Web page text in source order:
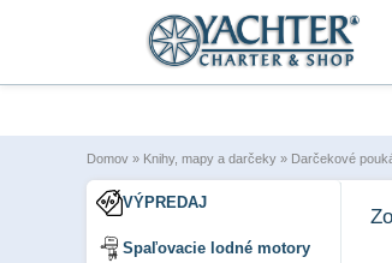
Domov » Knihy, mapy a darčeky » Darčekové
VÝPREDAJ
Spaľovacie lodné motory